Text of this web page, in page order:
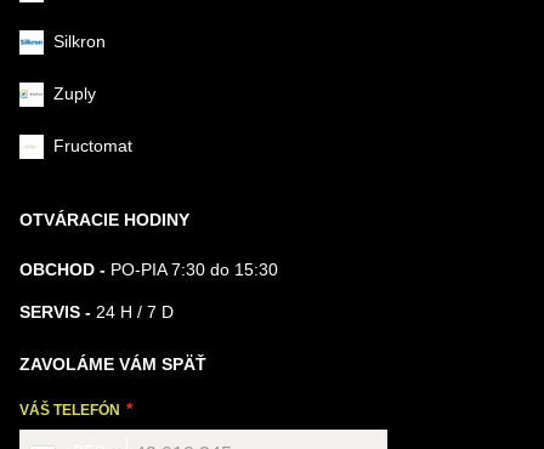
Silkron
Zuply
Fructomat
OTVÁRACIE HODINY
OBCHOD - PO-PIA 7:30 do 15:30
SERVIS - 24 H / 7 D
ZAVOLÁME VÁM SPÄŤ
VÁŠ TELEFÓN